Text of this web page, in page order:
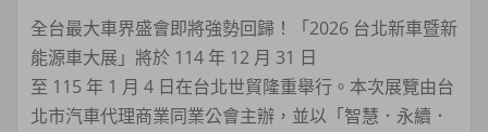
全台最大車界盛會即將強勢回歸！「2026 台北新車暨新
能源車大展」將於 114 年 12 月 31 日
至 115 年 1 月 4 日在台北世貿隆重舉行。本次展覽由台
北市汽車代理商業同業公會主辦，並以「智慧．永續．